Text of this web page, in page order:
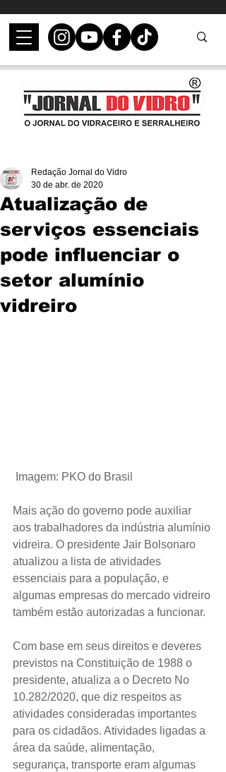
Atualização de
serviços essenciais
pode influenciar o
setor alumínio
vidreiro
Redação Jornal do Vidro
30 de abr. de 2020
Imagem: PKO do Brasil
Mais ação do governo pode auxiliar
aos trabalhadores da indústria alumínio
vidreira. O presidente Jair Bolsonaro
atualizou a lista de atividades
essenciais para a população, e
algumas empresas do mercado vidreiro
também estão autorizadas a funcionar.
Com base em seus direitos e deveres
previstos na Constituição de 1988 o
presidente, atualiza a o Decreto No
10.282/2020, que diz respeitos as
atividades consideradas importantes
para os cidadãos. Atividades ligadas a
área da saúde, alimentação,
segurança, transporte eram algumas